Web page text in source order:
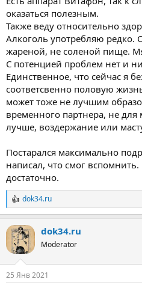
оказаться полезным.
Также веду относительно
Алкоголь употребляю редко.
жареной, не соленой пище.
С потенцией проблем нет и
Единственное, что сейчас я
соответсвенно половую
может тоже не лучшим
временного партнера, не для
лучше, воздержание или
Постарался максимально
написал, что смог
достаточно.
Р
е
к
ц
и
dok34.ru
dok34.ru
Moderator
25 Янв 2021